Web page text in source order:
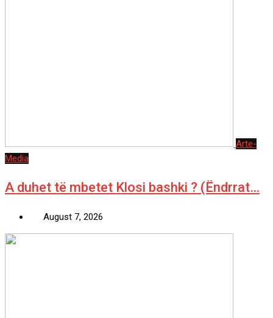
Arte-
Media
A duhet të mbetet Klosi bashki ? (Ëndrrat…
August 7, 2026